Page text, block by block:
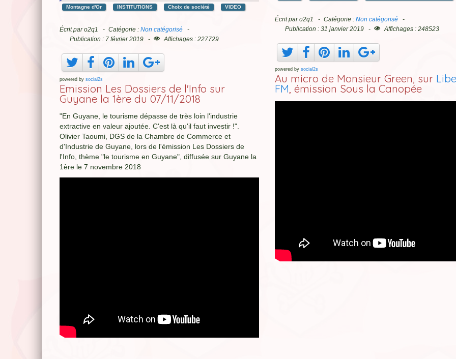
Montagne d'Or INSTITUTIONS Choix de société VIDEO
Écrit paro2q1 Catégorie : Non catégorisé
Publication : 7 février 2019
Affichages : 227729
powered by social2s
Emission Les Dossiers de l'Info sur
Guyane la 1ère du 07/11/2018
"En Guyane, le tourisme dépasse de très loin l'industrie
extractive en valeur ajoutée. C'est là qu'il faut investir !".
Olivier Taoumi, DGS de la Chambre de Commerce et
d'Industrie de Guyane, lors de l'émission Les Dossiers de
l'Info, thème "le tourisme en Guyane", diffusée sur Guyane la
1ère le 7 novembre 2018
Écrit paro2q1 Catégorie :Non catégorisé
Publication : 31 janvier 2019
Affichages : 248523
powered bysocial2s
Au micro de Monsieur Green, sur
FM, émission Sous la Canopée